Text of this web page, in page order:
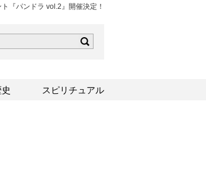
『パンドラ vol.2』開催決定！
スピリチュアル